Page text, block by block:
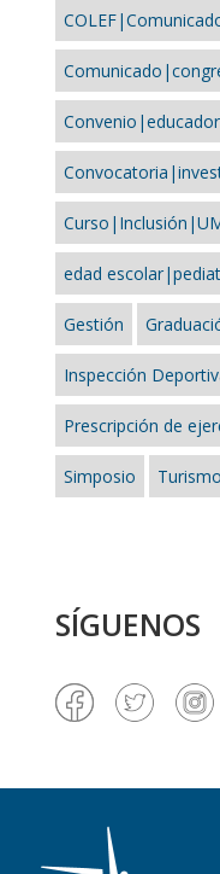
edad
Gestión
Inspección
Prescripción de
Simposio
SÍGUENOS